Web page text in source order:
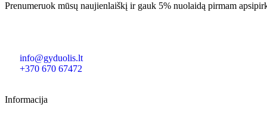
Prenumeruok mūsų naujienlaiškį ir gauk 5% nuolaidą pirmam
info@gyduolis.lt
+370 670 67472
Informacija